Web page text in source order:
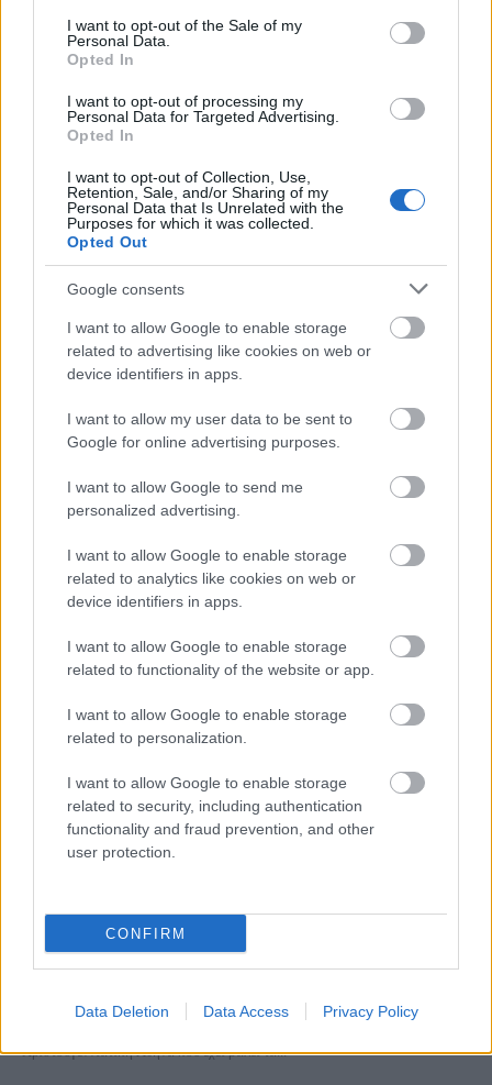
consent section.
I want to opt-out of the Sale of my
Personal Data.
Opted In
I want to opt-out of processing my
Personal Data for Targeted Advertising.
Opted In
I want to opt-out of Collection, Use,
Retention, Sale, and/or Sharing of my
Personal Data that Is Unrelated with the
Purposes for which it was collected.
Opted Out
Google consents
I want to allow Google to enable storage
related to advertising like cookies on web or
device identifiers in apps.
I want to allow my user data to be sent to
Google for online advertising purposes.
I want to allow Google to send me
personalized advertising.
I want to allow Google to enable storage
related to analytics like cookies on web or
device identifiers in apps.
I want to allow Google to enable storage
related to functionality of the website or app.
I want to allow Google to enable storage
related to personalization.
I want to allow Google to enable storage
related to security, including authentication
functionality and fraud prevention, and other
user protection.
CONFIRM
Data Deletion Data Access Privacy Policy
Το Χριστουγεννιάτικο χωριό που «μεταμόρφωσε» το Πεδίον
του Άρεως! (video)
22 Δεκεμβρίου 2019, 15:16
Ένα Χριστουγεννιάτικο «χωριό» στήθηκε στο Πεδίον του Άρεως και άλλαξε
την μέχρι πρότινος όψη...
Πώς είναι ο Άγιος Βασίλης σε διάφορα μέρη του κόσμου;
Είτε φέτος ήσαστε φρόνιμοι είτε όχι, το μόνο σίγουρο είναι ότι ο Άγιος
Video
Μία εντυπωσιακή βόλτα πάνω από την Χριστουγεννιάτικη
21 Δεκεμβρίου 2019, 14:38
Χριστουγεννιάτικη Αθήνα που έχει βάλει τα...